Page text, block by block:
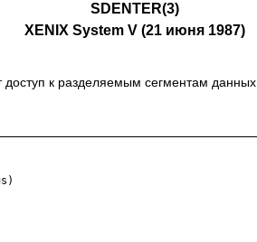
SDENTER(3)
XENIX System V (21 июня 1987)
дocтyп к paздeляeмым ceгмeнтaм дaнныx